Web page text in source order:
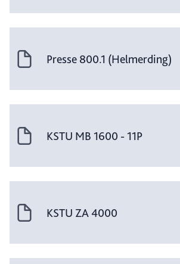
Presse 800.1 (Helmerding)
KSTU MB 1600 - 11P
KSTU ZA 4000